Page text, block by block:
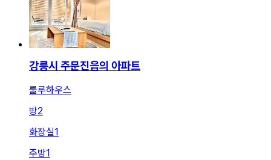
강릉시 주문진읍의 아파트
룰루하우스
방2
화장실1
주방1